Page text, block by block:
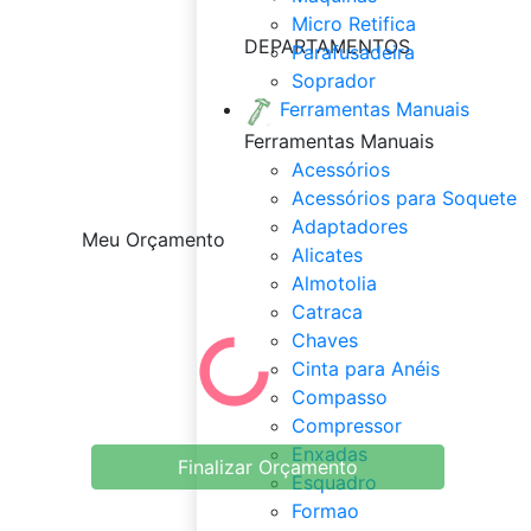
DEPARTAMENTOS
Micro Retifica
Parafusadeira
Soprador
Ferramentas Manuais
Ferramentas Manuais
Acessórios
Acessórios para Soquete
Adaptadores
Alicates
Almotolia
Catraca
Chaves
Cinta para Anéis
Compasso
Compressor
Enxadas
Esquadro
Formao
Meu Orçamento
Finalizar Orçamento